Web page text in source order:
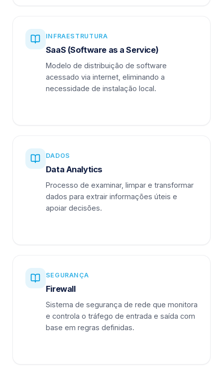
INFRAESTRUTURA
SaaS (Software as a Service)
Modelo de distribuição de software
acessado via internet, eliminando a
necessidade de instalação local.
DADOS
Data Analytics
Processo de examinar, limpar e transformar
dados para extrair informações úteis e
apoiar decisões.
SEGURANÇA
Firewall
Sistema de segurança de rede que monitora
e controla o tráfego de entrada e saída com
base em regras definidas.